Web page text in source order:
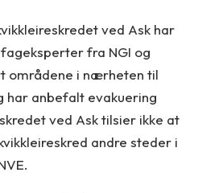
ved Ask har
fra NGI og
områdene i nærheten til
har anbefalt evakuering
ved Ask tilsier ikke at
andre steder i